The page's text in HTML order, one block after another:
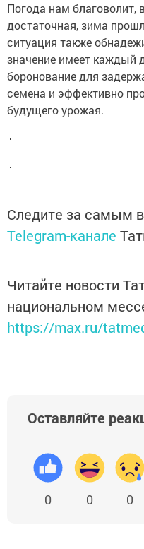
Погода нам благоволит,
достаточная, зима
ситуация также
значение имеет каждый
боронование для
семена и эффективно
будущего урожая.
Следите за самым
Telegram-канале
Читайте новости
национальном
https://max.ru/
Оставляйте
0 0 0